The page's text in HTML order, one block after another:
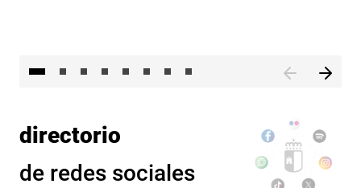
directorio
de redes sociales